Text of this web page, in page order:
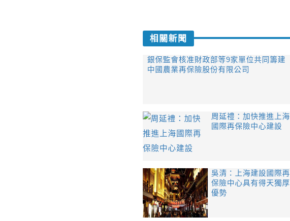
相關新聞
銀保監會核准財政部等9家單位共同籌建
中國農業再保險股份有限公司
周延禮：加快推進上海
國際再保險中心建設
吳清：上海建設國際再
保險中心具有得天獨厚
優勢